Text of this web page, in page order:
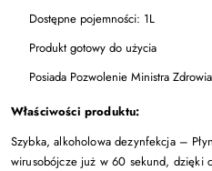
Dostępne pojemności: 1L
Produkt gotowy do użycia
Posiada Pozwolenie Ministra
Właściwości produktu:
Szybka, alkoholowa dezynfekcja–
wirusobójcze już w 60 sekund, dzięki